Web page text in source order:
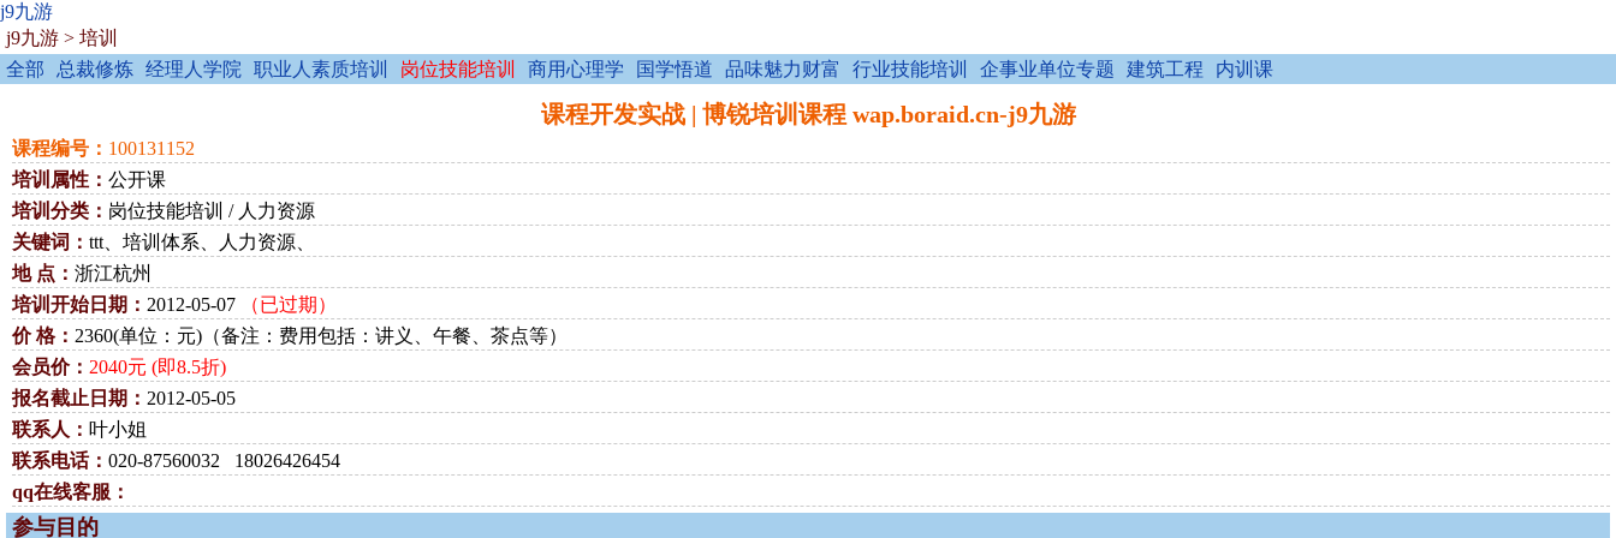
j9九游
j9九游 > 培训
全部
总裁修炼 经理人学院 职业人素质培训 岗位技能培训 商用心理学 国学悟道 品味魅力财富 行业技能培训 企事业单位专题 建筑工程 内训课
课程开发实战 | 博锐培训课程 wap.boraid.cn-j9九游
课程编号： 100131152
培训属性： 公开课
培训分类： 岗位技能培训 / 人力资源
关键词： ttt、培训体系、人力资源、
地 点： 浙江杭州
培训开始日期： 2012-05-07
（已过期）
价 格： 2360(单位：元)（备注：费用包括：讲义、午餐、茶点等）
会员价： 2040元 (即8.5折)
报名截止日期： 2012-05-05
联系人： 叶小姐
联系电话： 020-87560032 18026426454
qq在线客服：
参与目的